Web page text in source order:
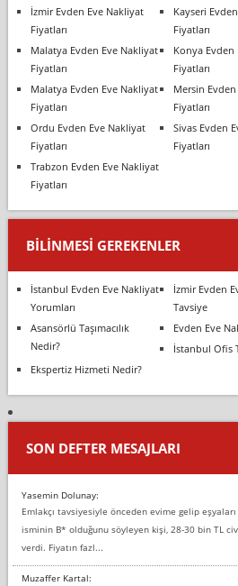
İzmir Evden Eve Nakliyat
Fiyatları
Kayseri
Fiyatları
Malatya Evden Eve Nakliyat
Fiyatları
Konya Evden
Fiyatları
Malatya Evden Eve Nakliyat
Fiyatları
Mersin
Fiyatları
Ordu Evden Eve Nakliyat
Fiyatları
Sivas Evden
Fiyatları
Trabzon Evden Eve Nakliyat
Fiyatları
BILINMESI GEREKENLER
İstanbul Evden Eve Nakliyat
Yorumları
İzmir Evden
Tavsiye
Asansörlü Taşımacılık
Nedir?
Evden Eve
İstanbul Ofis
Ekspertiz Hizmeti Nedir?
SON DEFTER MESAJLARI
Yasemin Dolunay:
Emlakçı tavsiyesiyle önceden evime gelip
isminin B* olduğunu söyleyen kişi, 28-30 bin TL
verdi. Fiyatın fazl...
Muzaffer Kartal: